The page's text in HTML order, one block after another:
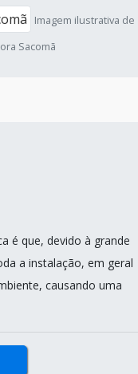
Imagem ilustrativa de
Sacomã
é que, devido à grande
a instalação, em geral
causando uma